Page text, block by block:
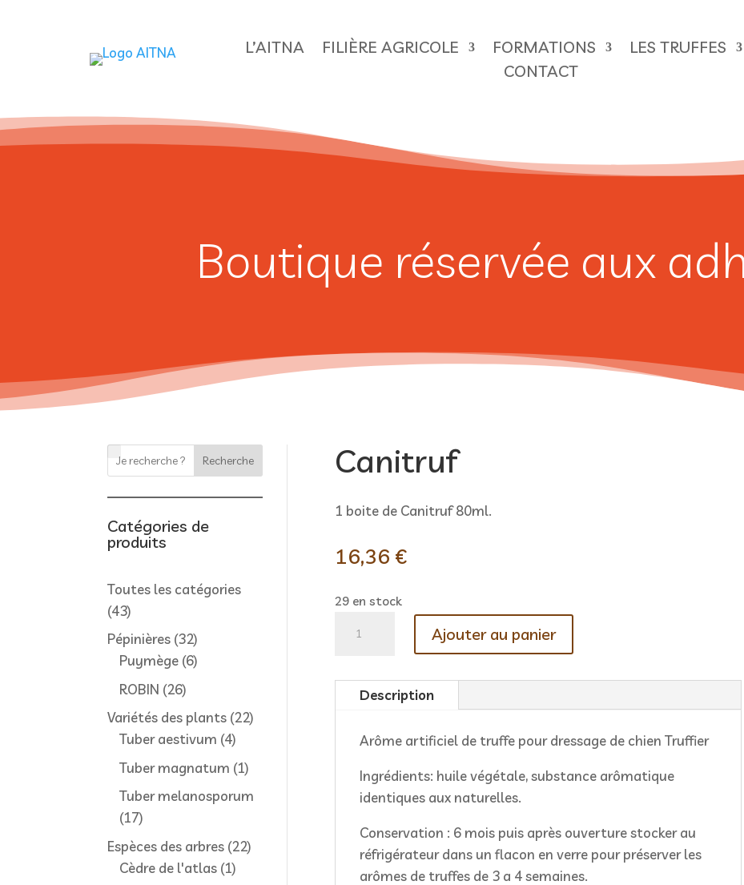
L’AITNA FILIÈRE AGRICOLE FORMATIONS LES TRUFFES
CONTACT
Boutique réservée aux
Recherche
Catégories de
produits
Toutes les catégories
4343
produits
Pépinières 3232
produits
Puymège 66
ROBIN 2626
produits
Variétés des plants 2222
Tuber aestivum 44
produits
Tuber magnatum 11
Tuber melanosporum
1717
produits
Espèces des arbres 2222
Cèdre de l'atlas 11
Canitruf
1 boite de Canitruf 80ml.
16,36 €
29 en stock
Ajouter au panier
Description
Arôme artificiel de truffe pour dressage de chien Truffier
Ingrédients: huile végétale, substance arômatique
identiques aux naturelles.
Conservation : 6 mois puis après ouverture stocker au
réfrigérateur dans un flacon en verre pour préserver les
arômes de truffes de 3 a 4 semaines.